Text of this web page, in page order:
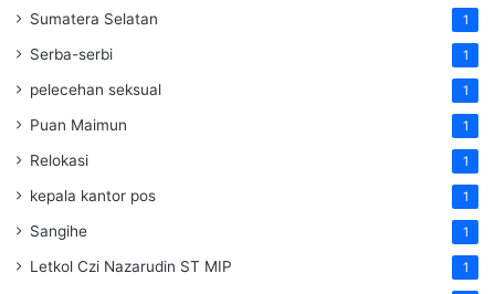
Sumatera Selatan 1
Serba-serbi 1
pelecehan seksual 1
Puan Maimun 1
Relokasi 1
kepala kantor pos 1
Sangihe 1
Letkol Czi Nazarudin ST MIP 1